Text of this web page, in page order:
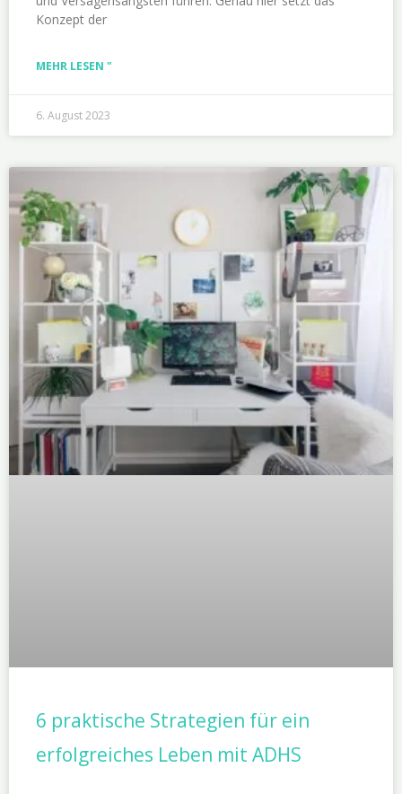
Konzept der
MEHR LESEN "
6. August 2023
6 praktische Strategien für ein
erfolgreiches Leben mit ADHS